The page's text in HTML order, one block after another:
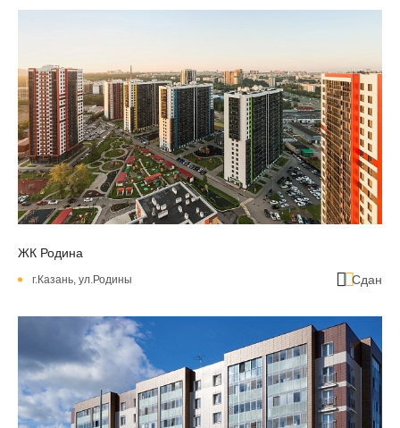
ЖК Родина
г.Казань, ул.Родины Сдан